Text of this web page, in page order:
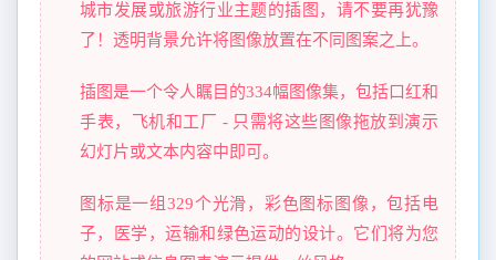
城市发展或旅游行业主题的插图，请不要再犹豫
了！透明背景允许将图像放置在不同图案之上。
插图是一个令人瞩目的334幅图像集，包括口红和
手表，飞机和工厂 - 只需将这些图像拖放到演示
幻灯片或文本内容中即可。
图标是一组329个光滑，彩色图标图像，包括电
子，医学，运输和绿色运动的设计。它们将为您